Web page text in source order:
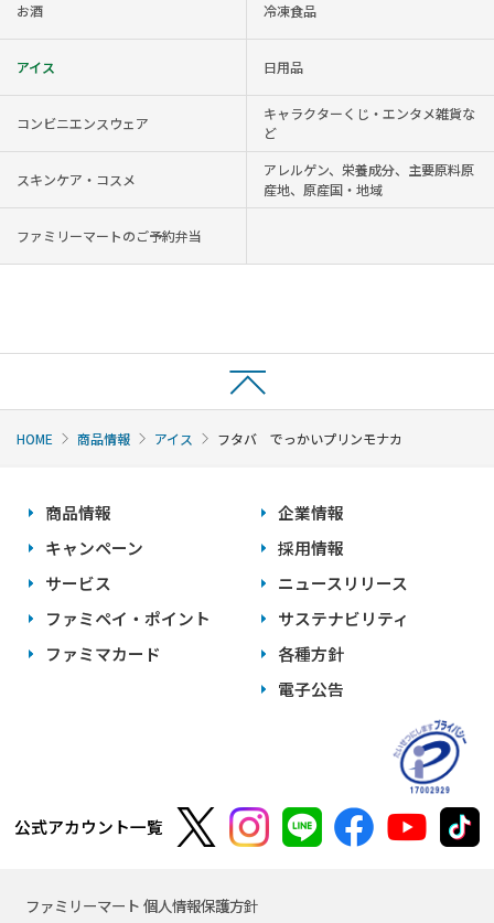
お酒 冷凍食品
アイス 日用品
コンビニエンスウェア
キャラクターくじ・エンタメ雑貨な
ど
スキンケア・コスメ
アレルゲン、栄養成分、主要原料原
産地、原産国・地域
ファミリーマートのご予約弁当
HOME 商品情報 アイス フタバ でっかいプリンモナカ
商品情報
キャンペーン
サービス
ファミペイ・ポイント
ファミマカード
企業情報
採用情報
ニュースリリース
サステナビリティ
各種方針
電子公告
公式アカウント一覧
ファミリーマート 個人情報保護方針